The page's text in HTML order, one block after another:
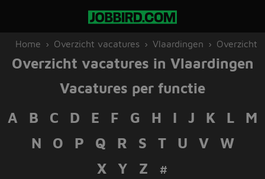
Home Overzicht vacatures Vlaardingen Overzicht
Overzicht vacatures in Vlaardingen
Vacatures per functie
A
B C D E F G H I J K L
M
N
O P Q R S T U V
W
X Y Z
#